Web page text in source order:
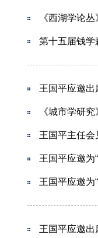
《西湖学论
第十五届钱学
王国平应邀出
《城市学研
王国平主任
王国平应邀为
王国平应邀
王国平应邀出